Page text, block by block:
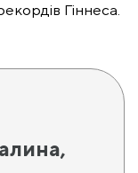
Гіннеса.